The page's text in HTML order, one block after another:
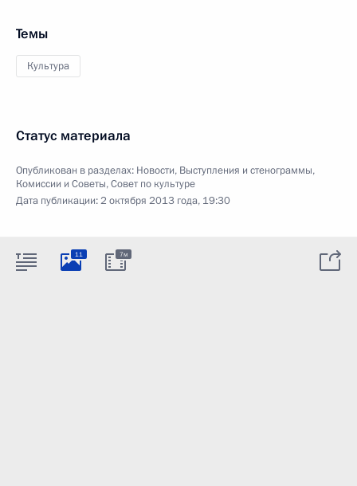
Темы
Культура
Статус материала
Опубликован в разделах: Новости, Выступления и стенограммы,
Комиссии и Советы,Совет по культуре
Дата публикации:2 октября 2013 года, 19:30
11 7м